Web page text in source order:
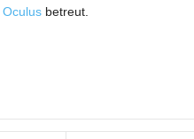
Oculusbetreut.